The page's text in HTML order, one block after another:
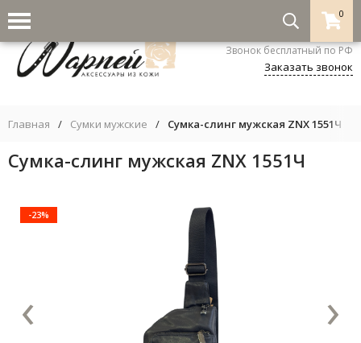
0
8-800-333-5530
Звонок бесплатный по РФ
Заказать звонок
Главная / Сумки мужские / Сумка-слинг мужская ZNX 1551Ч
Сумка-слинг мужская ZNX 1551Ч
-23%
‹ ›